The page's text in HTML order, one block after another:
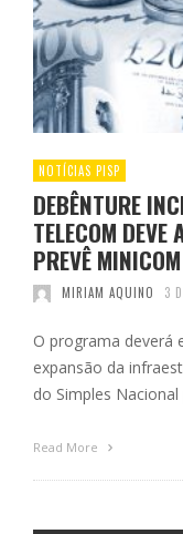
NOTÍCIAS PISP
DEBÊNTURE
TELECOM
PREVÊ MINICOM
MIRIAM AQUINO 3
O programa deverá
expansão da
do Simples
Read More